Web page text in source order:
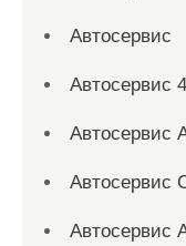
Автосервис
Автосервис
Автосервис
Автосервис
Автосервис